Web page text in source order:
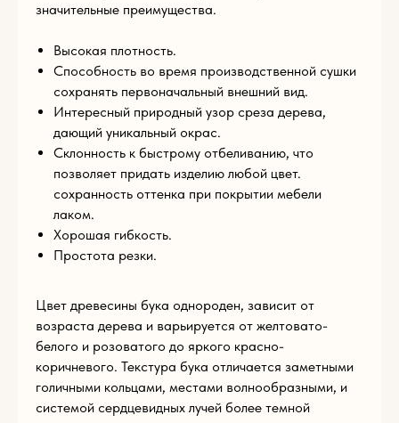
значительные преимущества.
Высокая плотность.
Способность во время производственной сушки
сохранять первоначальный внешний вид.
Интересный природный узор среза дерева,
дающий уникальный окрас.
Склонность к быстрому отбеливанию, что
позволяет придать изделию любой цвет.
сохранность оттенка при покрытии мебели
лаком.
Хорошая гибкость.
Простота резки.
Цвет древесины бука однороден, зависит от
возраста дерева и варьируется от желтовато-
белого и розоватого до яркого красно-
коричневого. Текстура бука отличается заметными
голичными кольцами, местами волнообразными, и
системой сердцевидных лучей более темной
E-mail
Телефон